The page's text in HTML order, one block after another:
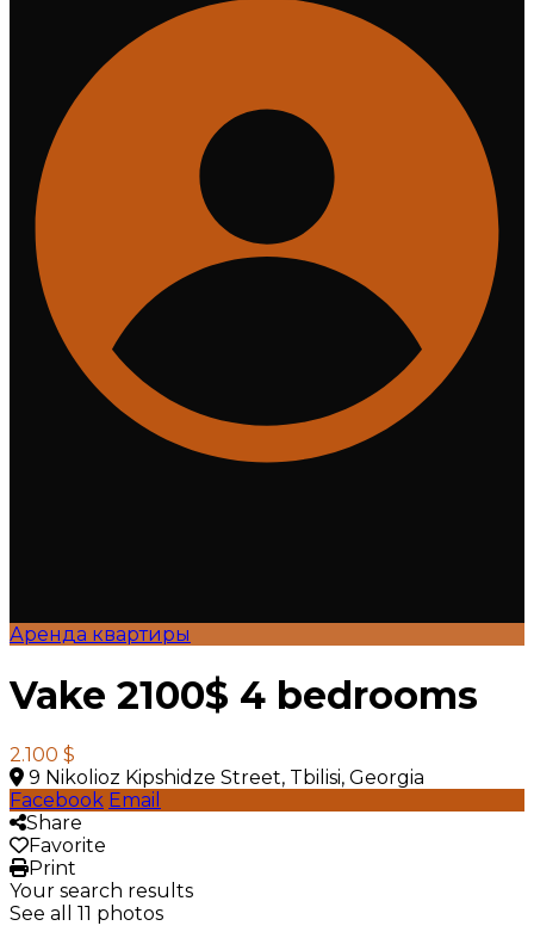
Аренда квартиры
Vake 2100$ 4 bedrooms
2.100 $
9 Nikolioz Kipshidze Street, Tbilisi, Georgia
Facebook Email
Share
Favorite
Print
Your search results
See all 11 photos